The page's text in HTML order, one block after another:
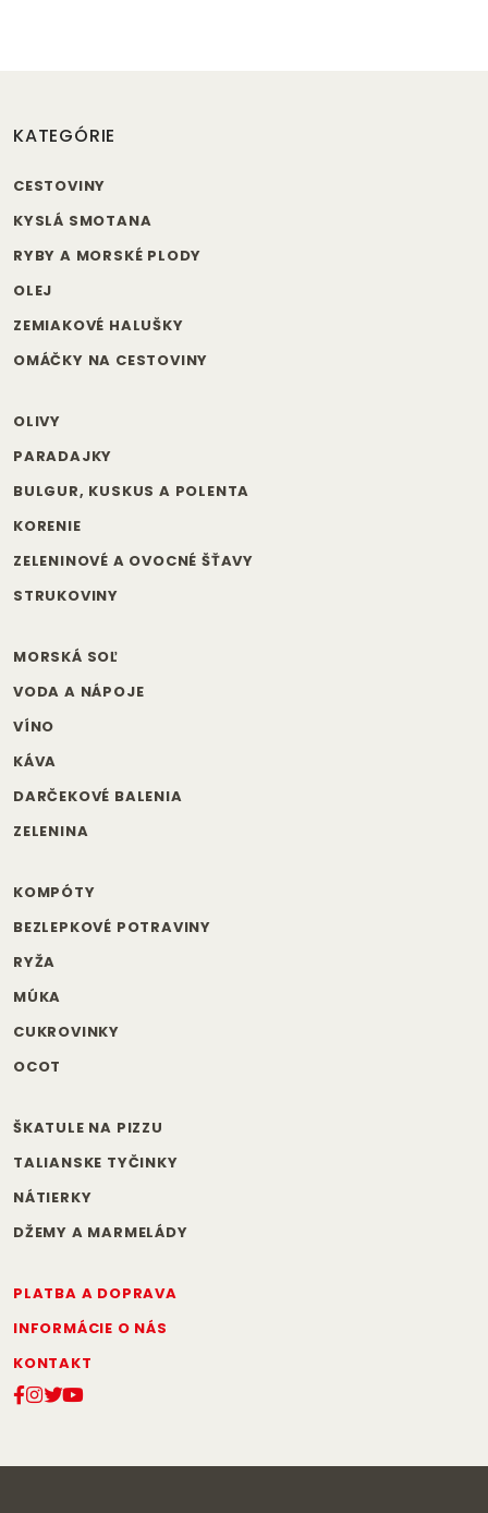
KATEGÓRIE
CESTOVINY
KYSLÁ SMOTANA
RYBY A MORSKÉ PLODY
OLEJ
ZEMIAKOVÉ HALUŠKY
OMÁČKY NA CESTOVINY
OLIVY
PARADAJKY
BULGUR, KUSKUS A POLENTA
KORENIE
ZELENINOVÉ A OVOCNÉ ŠŤAVY
STRUKOVINY
MORSKÁ SOĽ
VODA A NÁPOJE
VÍNO
KÁVA
DARČEKOVÉ BALENIA
ZELENINA
KOMPÓTY
BEZLEPKOVÉ POTRAVINY
RYŽA
MÚKA
CUKROVINKY
OCOT
ŠKATULE NA PIZZU
TALIANSKE TYČINKY
NÁTIERKY
DŽEMY A MARMELÁDY
PLATBA A DOPRAVA
INFORMÁCIE O NÁS
KONTAKT